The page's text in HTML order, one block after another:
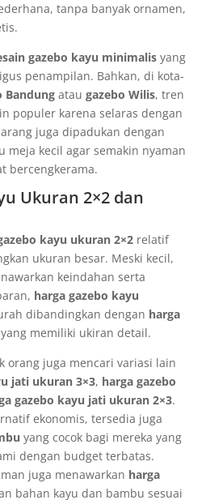
tanpa banyak ornamen,
gazebo kayu minimalis yang
penampilan. Bahkan, di kota-
Bandung ataugazebo Wilis, tren
populer karena selaras dengan
juga dipadukan dengan
meja kecil agar semakin nyaman
bercengkerama.
Ukuran 2×2 dan
kayu ukuran 2×2 relatif
ukuran besar. Meski kecil,
keindahan serta
harga gazebo kayu
dibandingkan dengan harga
yang memiliki ukiran detail.
orang juga mencari variasi lain
jati ukuran 3×3, harga gazebo
gazebo kayu jati ukuran 2×3.
ekonomis, tersedia juga
yang cocok bagi mereka yang
dengan budget terbatas.
juga menawarkan harga
bahan kayu dan bambu sesuai